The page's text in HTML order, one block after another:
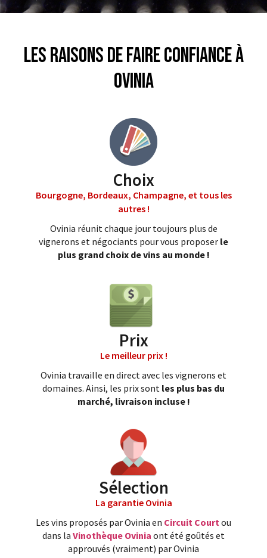
Les raisons de faire confiance à
Ovinia
Choix
Bourgogne, Bordeaux, Champagne, et tous les
autres !
Ovinia réunit chaque jour toujours plus de
vignerons et négociants pour vous proposer le
plus grand choix de vins au monde !
Prix
Le meilleur prix !
Ovinia travaille en direct avec les vignerons et
domaines. Ainsi, les prix sont les plus bas du
marché, livraison incluse !
Sélection
La garantie Ovinia
Les vins proposés par Ovinia en Circuit Court ou
dans la Vinothèque Ovinia ont été goûtés et
approuvés (vraiment) par Ovinia